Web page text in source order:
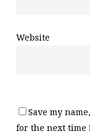
Website
Save my
for the next time